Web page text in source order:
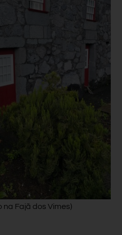
na Fajã dos Vimes)